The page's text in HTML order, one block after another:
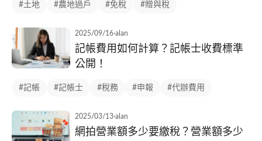
#土地 #農地過戶 #免稅 #贈與稅
2025/09/16·alan
記帳費用如何計算？記帳士收費標準
公開！
#記帳 #記帳士 #稅務 #申報 #代辦費用
2025/03/13·alan
網拍營業額多少要繳稅？營業額多少